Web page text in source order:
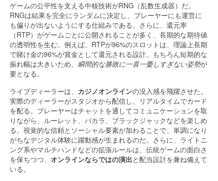
ゲームの公平性を支える中核技術がRNG（乱数生成器）だ。
RNGは結果を完全にランダムに決定し、プレーヤーにも運営に
も偏りが出ないようにする仕組みである。さらに、還元率
（RTP）がゲームごとに公開されることが多く、長期的な期待値
の透明性を生む。例えば、RTPが96%のスロットは、理論上長期
で賭け金の96%が賞金として還元される設計。もちろん短期的な
振れ幅は大きいため、 瞬間的な勝敗に一喜一憂しすぎない姿勢が
要となる。
ライブディーラーは、 カジノオンラインの没入感を飛躍させた。
実際のディーラーがスタジオから配信し、リアルタイムでカード
を配る。プレーヤーはチャットを通してコミュニケーションを取
りながら、ルーレット、バカラ、ブラックジャックなどを楽しめ
る。視覚的な信頼とソーシャル要素が加わることで、単調になり
がちなデジタル体験に躍動感が生まれるのだ。さらに、ライトニ
ング系やマルチハンドなどの拡張ルールは、伝統ゲームの面白さ
を保ちつつ、 オンラインならではの演出と配当設計を兼ね備えて
いる。